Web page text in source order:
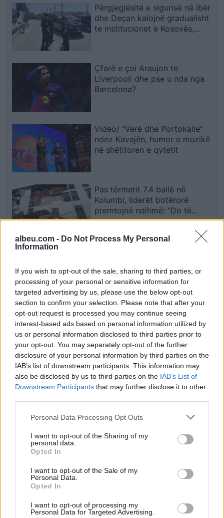
albeu.com - Do Not Process My Personal
Information
If you wish to opt-out of the sale, sharing to third parties, or
processing of your personal or sensitive information for
targeted advertising by us, please use the below opt-out
section to confirm your selection. Please note that after your
opt-out request is processed you may continue seeing
interest-based ads based on personal information utilized by
us or personal information disclosed to third parties prior to
your opt-out. You may separately opt-out of the further
disclosure of your personal information by third parties on the
IAB’s list of downstream participants. This information may
also be disclosed by us to third parties on the IAB’s List of
Downstream Participants that may further disclose it to other
Personal Data Processing Opt Outs
I want to opt-out of the Sharing of my
personal data.
Opted In
I want to opt-out of the Sale of my
Personal Data.
Opted In
I want to opt-out of processing my
Personal Data for Targeted Advertising.
Përgjegjësitë e sigurisë në Ibër
dhe Deçan kalojnë gradualisht
te institucionet e Kosovës,
Çfarë e çoi Araujon te
Liverpooli dhe pse u nda nga
Barcelona?
Video/ “Verë dhe Portokalle”
ndez Kavajën, humor e muzikë
në shëtitoren e qytetit
Pas tërmetit 7.4 ballë në
Kolumbi, liderët botërorë
premtojnë ndihmë: “Do të
mobilizohemi sa herë të na
duhet të jetë i barabartë dhe
shteti t’u shërbejë qytetarëve
Esim for Global
Esim for USA|Esim for Italy| Esim for Spain|Esim